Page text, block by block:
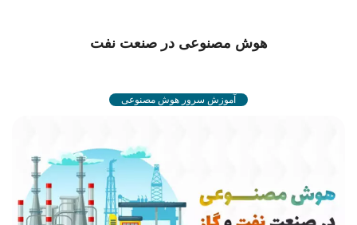
هوش مصنوعی در صنعت نفت
آموزش سرور هوش مصنوعی